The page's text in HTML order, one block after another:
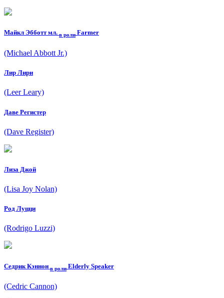
Майкл Эбботт мл. в роли Farmer
(Michael Abbott Jr.)
Лир Лири
(Leer Leary)
Даве Регистер
(Dave Register)
Лиза Джой
(Lisa Joy Nolan)
Род Луцци
(Rodrigo Luzzi)
Седрик Кэннон в роли Elderly Speaker
(Cedric Cannon)